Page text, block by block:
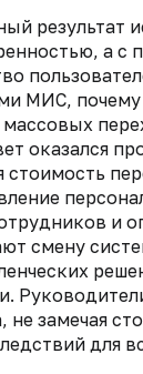
результат
а с
МИС,
оказался
стоимость
и
смену
не замечая
для